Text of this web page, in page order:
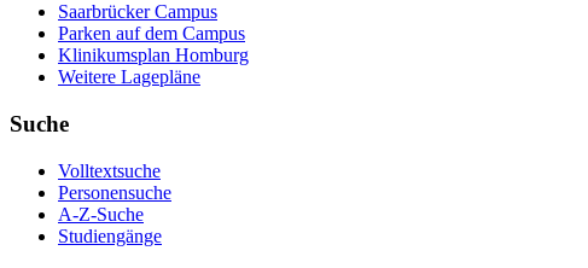
Saarbrücker Campus
Parken auf dem Campus
Klinikumsplan Homburg
Weitere Lagepläne
Suche
Volltextsuche
Personensuche
A-Z-Suche
Studiengänge